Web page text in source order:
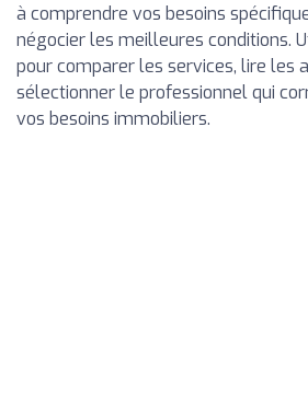
à comprendre vos besoins
négocier les meilleures conditions.
pour comparer les services, lire les
sélectionner le professionnel qui
vos besoins immobiliers.